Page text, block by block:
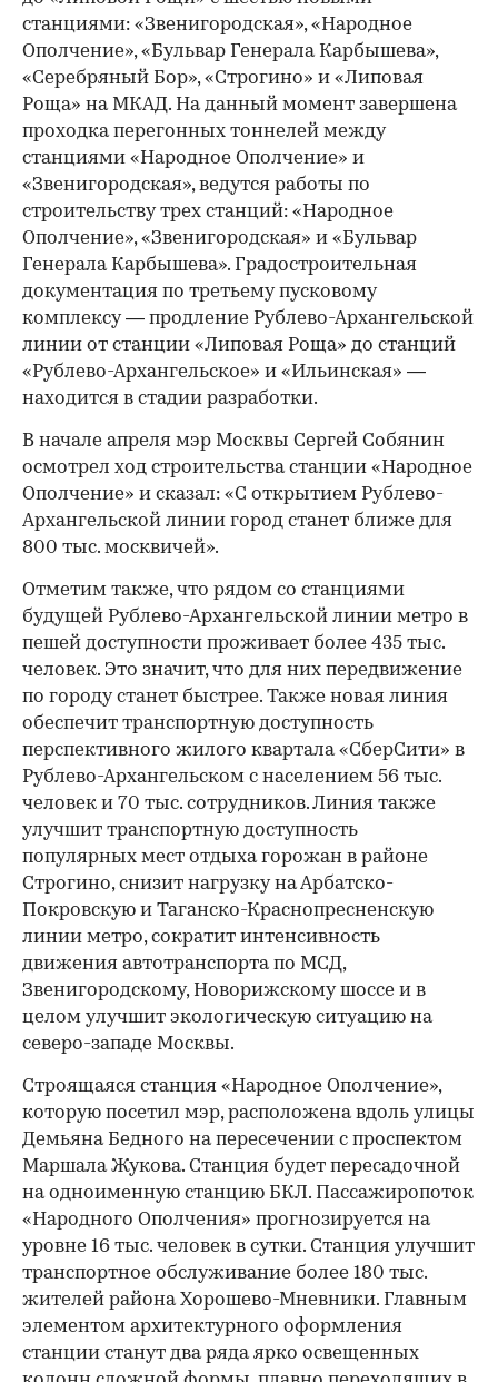
станциями: «Звенигородская», «Народное
Ополчение», «Бульвар Генерала Карбышева»,
«Серебряный Бор», «Строгино» и «Липовая
Роща» на МКАД. На данный момент завершена
проходка перегонных тоннелей между
станциями «Народное Ополчение» и
«Звенигородская», ведутся работы по
строительству трех станций: «Народное
Ополчение», «Звенигородская» и «Бульвар
Генерала Карбышева». Градостроительная
документация по третьему пусковому
комплексу — продление Рублево-Архангельской
линии от станции «Липовая Роща» до станций
«Рублево-Архангельское» и «Ильинская» —
находится в стадии разработки.
В начале апреля мэр Москвы Сергей Собянин
осмотрел ход строительства станции «Народное
Ополчение» и сказал: «С открытием Рублево-
Архангельской линии город станет ближе для
800 тыс. москвичей».
Отметим также, что рядом со станциями
будущей Рублево-Архангельской линии метро в
пешей доступности проживает более 435 тыс.
человек. Это значит, что для них передвижение
по городу станет быстрее. Также новая линия
обеспечит транспортную доступность
перспективного жилого квартала «СберСити» в
Рублево-Архангельском с населением 56 тыс.
человек и 70 тыс. сотрудников. Линия также
улучшит транспортную доступность
популярных мест отдыха горожан в районе
Строгино, снизит нагрузку на Арбатско-
Покровскую и Таганско-Краснопресненскую
линии метро, сократит интенсивность
движения автотранспорта по МСД,
Звенигородскому, Новорижскому шоссе и в
целом улучшит экологическую ситуацию на
северо-западе Москвы.
Строящаяся станция «Народное Ополчение»,
которую посетил мэр, расположена вдоль улицы
Демьяна Бедного на пересечении с проспектом
Маршала Жукова. Станция будет пересадочной
на одноименную станцию БКЛ. Пассажиропоток
«Народного Ополчения» прогнозируется на
уровне 16 тыс. человек в сутки. Станция улучшит
транспортное обслуживание более 180 тыс.
жителей района Хорошево-Мневники. Главным
элементом архитектурного оформления
станции станут два ряда ярко освещенных